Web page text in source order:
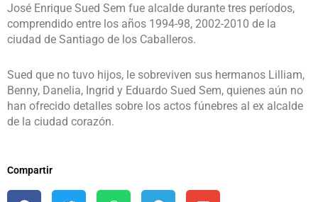
José Enrique Sued Sem fue alcalde durante tres períodos,
comprendido entre los años 1994-98, 2002-2010 de la
ciudad de Santiago de los Caballeros.
Sued que no tuvo hijos, le sobreviven sus hermanos Lilliam,
Benny, Danelia, Ingrid y Eduardo Sued Sem, quienes aún no
han ofrecido detalles sobre los actos fúnebres al ex alcalde
de la ciudad corazón.
Compartir